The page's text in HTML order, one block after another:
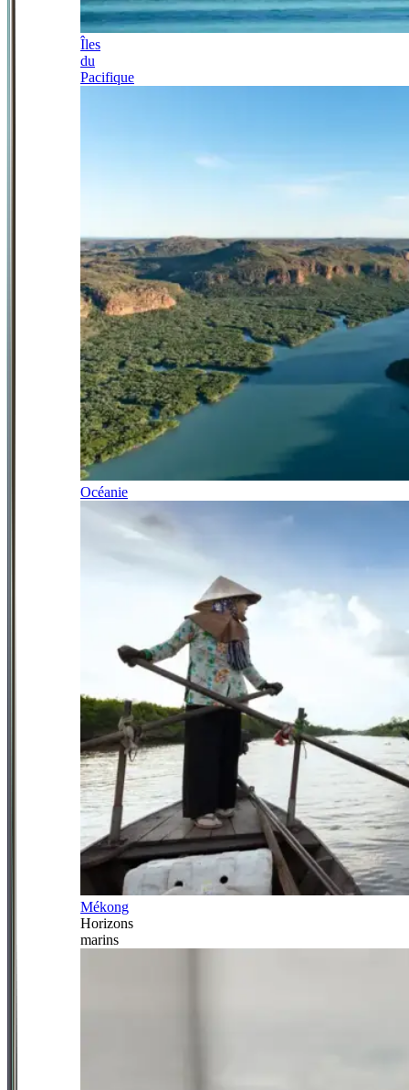
Îles
du
Pacifique
Océanie
Mékong
Horizons
marins